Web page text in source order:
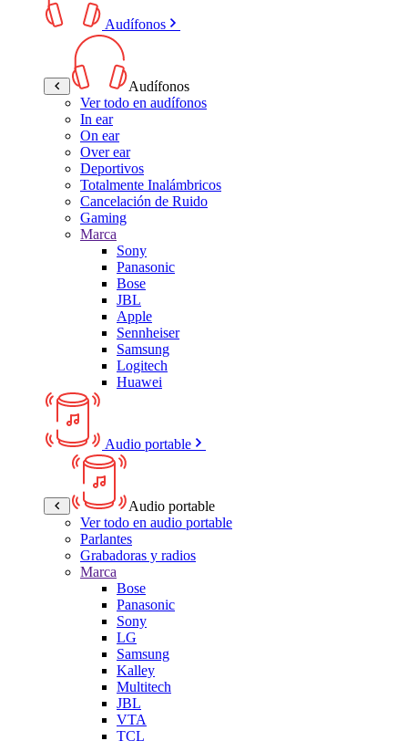
Audífonos
Audífonos
Ver todo en audífonos
In ear
On ear
Over ear
Deportivos
Totalmente Inalámbricos
Cancelación de Ruido
Gaming
Marca
Sony
Panasonic
Bose
JBL
Apple
Sennheiser
Samsung
Logitech
Huawei
Audio portable
Audio portable
Ver todo en audio portable
Parlantes
Grabadoras y radios
Marca
Bose
Panasonic
Sony
LG
Samsung
Kalley
Multitech
JBL
VTA
TCL